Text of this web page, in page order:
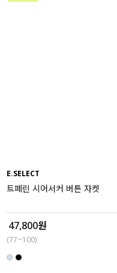
E.SELECT
트페린 시어서커 버튼 자켓
47,800원
(77~100)